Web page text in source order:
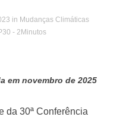
de
in Mudanças Climáticas
- 2Minutos
em novembro de 2025
da 30ª Conferência